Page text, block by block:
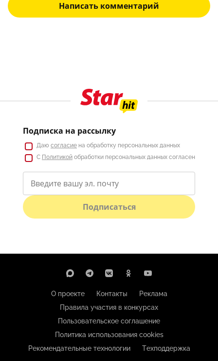
Написать комментарий
Подписка на рассылку
Даю согласие на обработку персональных данных
С Политикой обработки персональных данных согласен
Подписаться
О проекте Контакты
Реклама
Правила участия в конкурсах
Пользовательское соглашение
Политика использования cookies
Рекомендательные технологии
Техподдержка